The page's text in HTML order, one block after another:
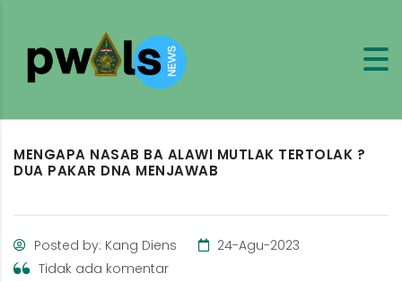
MENGAPA NASAB BA ALAWI MUTLAK TERTOLAK ?
DUA PAKAR DNA MENJAWAB
Posted by: Kang Diens
24-Agu-2023
Tidak ada komentar